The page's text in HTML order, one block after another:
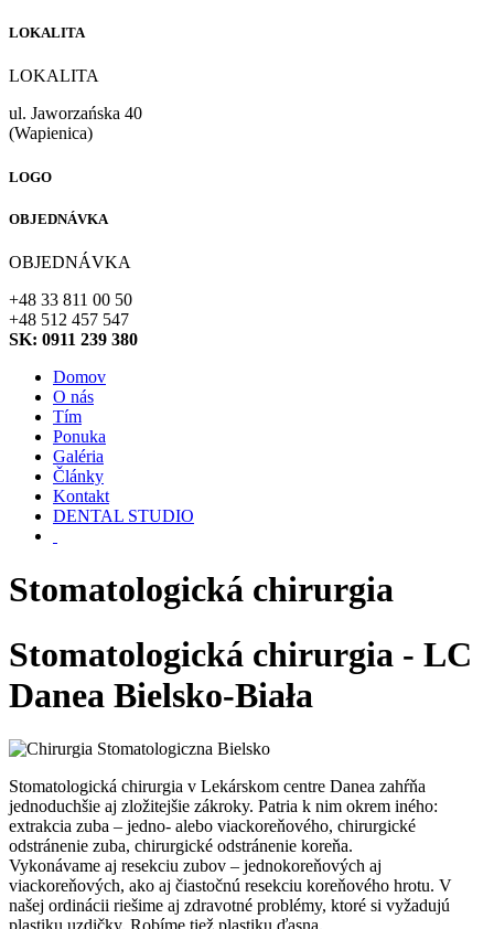
LOKALITA
LOKALITA
ul. Jaworzańska 40
(Wapienica)
LOGO
OBJEDNÁVKA
OBJEDNÁVKA
+48 33 811 00 50
+48 512 457 547
SK: 0911 239 380
Domov
O nás
Tím
Ponuka
Galéria
Články
Kontakt
DENTAL STUDIO
Stomatologická chirurgia
Stomatologická chirurgia - LC
Danea Bielsko-Biała
Stomatologická chirurgia v Lekárskom centre Danea zahŕňa
jednoduchšie aj zložitejšie zákroky. Patria k nim okrem iného:
extrakcia zuba – jedno- alebo viackoreňového, chirurgické
odstránenie zuba, chirurgické odstránenie koreňa.
Vykonávame aj resekciu zubov – jednokoreňových aj
viackoreňových, ako aj čiastočnú resekciu koreňového hrotu. V
našej ordinácii riešime aj zdravotné problémy, ktoré si vyžadujú